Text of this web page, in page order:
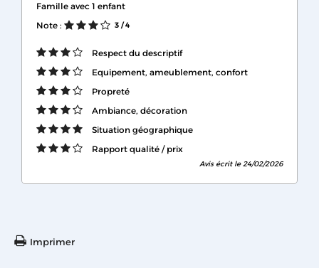
Famille avec 1 enfant
Note :
3 / 4
Respect du descriptif
Equipement, ameublement, confort
Propreté
Ambiance, décoration
Situation géographique
Rapport qualité / prix
Avis écrit le 24/02/2026
Imprimer